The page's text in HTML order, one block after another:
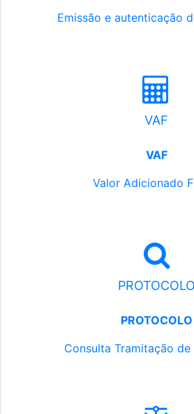
Emissão e autenticação
VAF
VAF
Valor Adicionado
PROTOCOLO
PROTOCOLO
Consulta Tramitação